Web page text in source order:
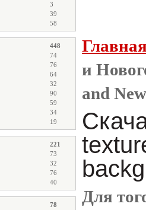
3
39
58
448
74
76
64
32
90
59
34
19
221
73
32
76
40
78
и
and
Для